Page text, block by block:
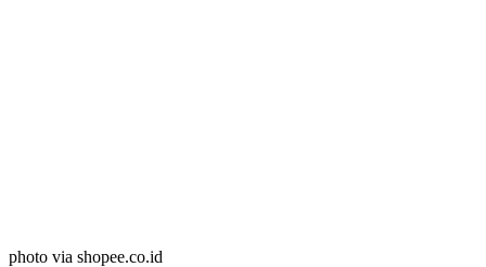
photo via shopee.co.id